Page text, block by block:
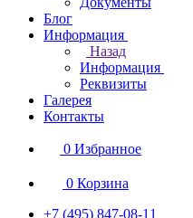
Блог
Информация
Назад
Информация
Реквизиты
Галерея
Контакты
0 Избранное
0 Корзина
+7 (495) 847-08-11